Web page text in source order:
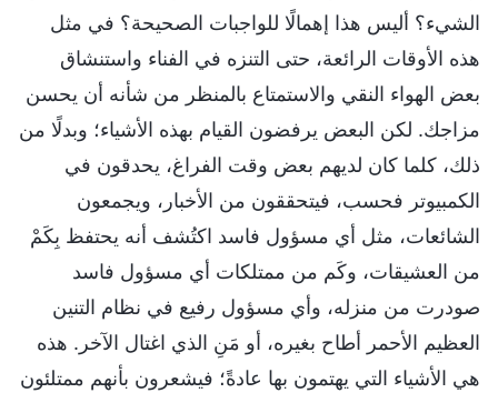
الشيء؟ أليس هذا إهمالًا للواجبات الصحيحة؟ في مثل
هذه الأوقات الرائعة، حتى التنزه في الفناء واستنشاق
بعض الهواء النقي والاستمتاع بالمنظر من شأنه أن يحسن
مزاجك. لكن البعض يرفضون القيام بهذه الأشياء؛ وبدلًا من
ذلك، كلما كان لديهم بعض وقت الفراغ، يحدقون في
الكمبيوتر فحسب، فيتحققون من الأخبار، ويجمعون
الشائعات، مثل أي مسؤول فاسد اكتُشف أنه يحتفظ بِكَمْ
من العشيقات، وكَم من ممتلكات أي مسؤول فاسد
صودرت من منزله، وأي مسؤول رفيع في نظام التنين
العظيم الأحمر أطاح بغيره، أو مَنِ الذي اغتال الآخر. هذه
هي الأشياء التي يهتمون بها عادةً؛ فيشعرون بأنهم ممتلئون